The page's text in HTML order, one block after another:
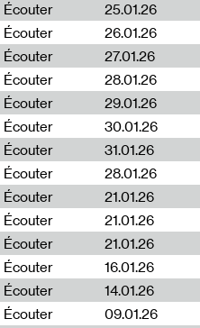
Écouter
25.01.26
Écouter
26.01.26
Écouter
27.01.26
Écouter
28.01.26
Écouter
29.01.26
Écouter
30.01.26
Écouter
31.01.26
Écouter
28.01.26
Écouter
21.01.26
Écouter
21.01.26
Écouter
21.01.26
Écouter
16.01.26
Écouter
14.01.26
Écouter
09.01.26